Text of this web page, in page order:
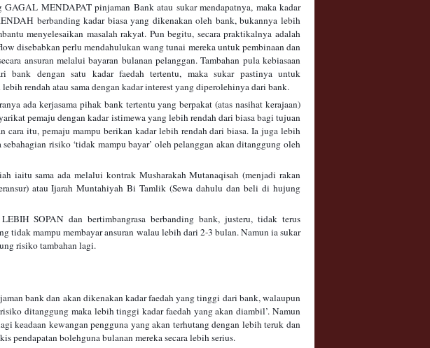
MENDAPAT pinjaman Bank atau sukar mendapatnya, maka kadar
berbanding kadar biasa yang dikenakan oleh bank, bukannya lebih
menyelesaikan masalah rakyat. Pun begitu, secara praktikalnya adalah
disebabkan perlu mendahulukan wang tunai mereka untuk pembinaan dan
ansuran melalui bayaran bulanan pelanggan. Tambahan pula kebiasaan
bank dengan satu kadar faedah tertentu, maka sukar pastinya untuk
rendah atau sama dengan kadar interest yang diperolehinya dari bank.
ada kerjasama pihak bank tertentu yang berpakat (atas nasihat kerajaan)
pemaju dengan kadar istimewa yang lebih rendah dari biasa bagi tujuan
cara itu, pemaju mampu berikan kadar lebih rendah dari biasa. Ia juga lebih
risiko ‘tidak mampu bayar’ oleh pelanggan akan ditanggung oleh
iaitu sama ada melalui kontrak Musharakah Mutanaqisah (menjadi rakan
atau Ijarah Muntahiyah Bi Tamlik (Sewa dahulu dan beli di hujung
SOPAN dan bertimbangrasa berbanding bank, justeru, tidak terus
tidak mampu membayar ansuran walau lebih dari 2-3 bulan. Namun ia sukar
risiko tambahan lagi.
bank dan akan dikenakan kadar faedah yang tinggi dari bank, walaupun
ditanggung maka lebih tinggi kadar faedah yang akan diambil’. Namun
keadaan kewangan pengguna yang akan terhutang dengan lebih teruk dan
pendapatan bolehguna bulanan mereka secara lebih serius.